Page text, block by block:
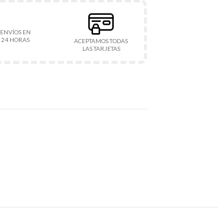
ENVÍOS EN
24 HORAS
ACEPTAMOS TODAS
LAS TARJETAS